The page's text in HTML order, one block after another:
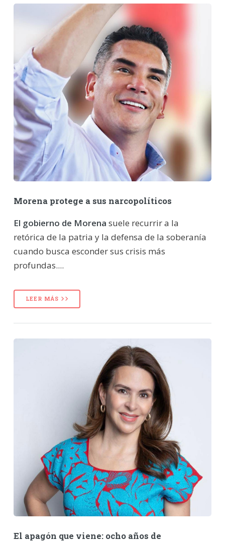
Morena protege a sus narcopolíticos
El gobierno de Morena suele recurrir a la
retórica de la patria y la defensa de la soberanía
cuando busca esconder sus crisis más
profundas....
LEER MÁS
El apagón que viene: ocho años de